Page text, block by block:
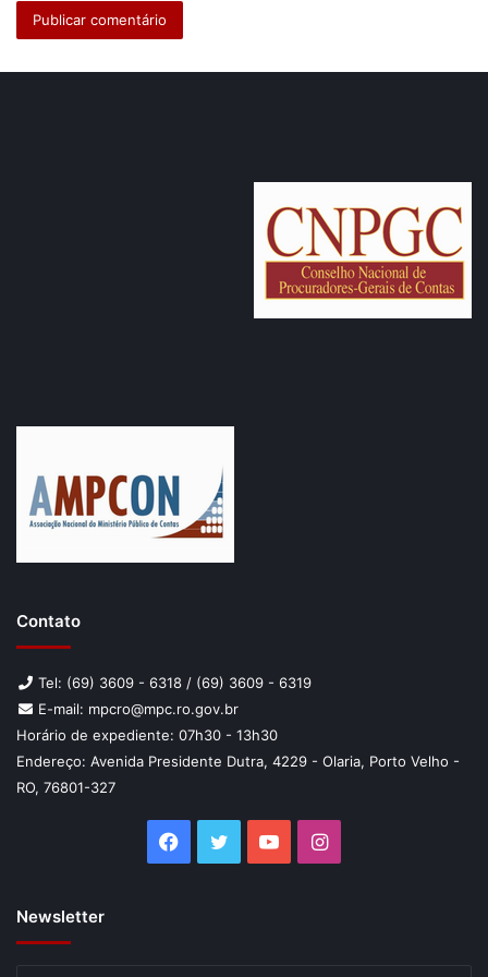
Contato
Tel: (69) 3609 - 6318 / (69) 3609 - 6319
E-mail: mpcro@mpc.ro.gov.br
Horário de expediente: 07h30 - 13h30
Endereço: Avenida Presidente Dutra, 4229 - Olaria, Porto Velho -
RO, 76801-327
Facebook
TwitterYouTubeInstagram
Newsletter